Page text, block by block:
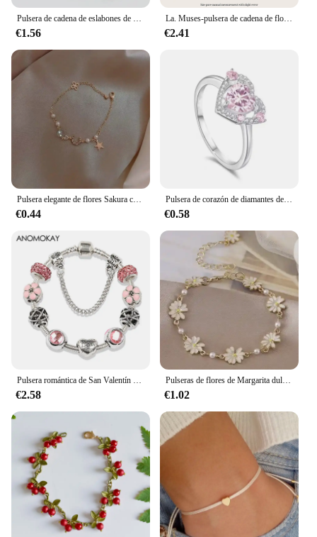
Pulsera de cadena de eslabones de cuero con colgante de margaritas coloridas para mujer, joyería de temperamento, estilo Kpop
€1.56
La. Muses-pulsera de cadena de flores de circón para mujer, pulsera de acero inoxidable con múltiples estilos, resistente al agua, regalo de joyería
€2.41
Pulsera elegante de flores Sakura con circonita de cristal rosa de Hada para mujer Y2K, regalos de joyería con nudo de lazo de Luna y flor de cerezo
€0.44
Pulsera de corazón de diamantes de imitación rosa brillante para mujer, pulsera ajustable delicada y elegante de hada Y2K, regalo de joyería de moda para fiesta
€0.58
Pulsera romántica de San Valentín para mujer y niña, brazalete con dijes de corazón rosa, pulsera de cuentas de cristal fino Diy, joyería para regalo, nuevo
€2.58
Pulseras de flores de Margarita dulce a la moda, pulsera de perlas de flores minimalistas con personalidad, regalo de joyería para niña
€1.02